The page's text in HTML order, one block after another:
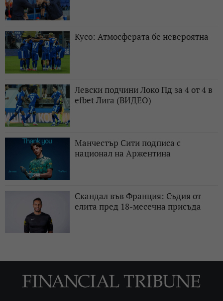
Кусо: Атмосферата бе невероятна
Левски подчини Локо Пд за 4 от 4 в
efbet Лига (ВИДЕО)
Манчестър Сити подписа с
национал на Аржентина
Скандал във Франция: Съдия от
елита пред 18-месечна присъда